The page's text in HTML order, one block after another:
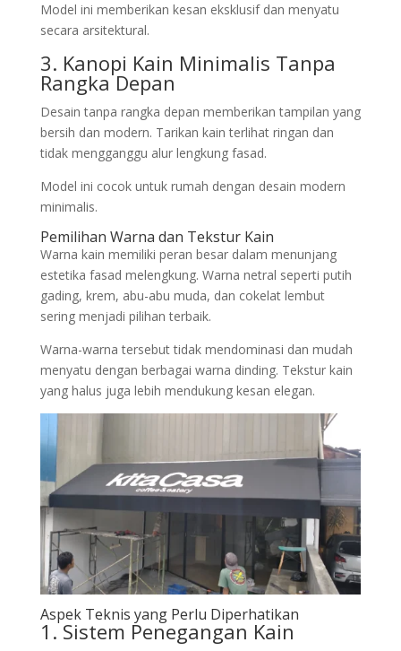
Model ini memberikan kesan eksklusif dan menyatu
secara arsitektural.
3. Kanopi Kain Minimalis Tanpa
Rangka Depan
Desain tanpa rangka depan memberikan tampilan yang
bersih dan modern. Tarikan kain terlihat ringan dan
tidak mengganggu alur lengkung fasad.
Model ini cocok untuk rumah dengan desain modern
minimalis.
Pemilihan Warna dan Tekstur Kain
Warna kain memiliki peran besar dalam menunjang
estetika fasad melengkung. Warna netral seperti putih
gading, krem, abu-abu muda, dan cokelat lembut
sering menjadi pilihan terbaik.
Warna-warna tersebut tidak mendominasi dan mudah
menyatu dengan berbagai warna dinding. Tekstur kain
yang halus juga lebih mendukung kesan elegan.
Aspek Teknis yang Perlu Diperhatikan
1. Sistem Penegangan Kain